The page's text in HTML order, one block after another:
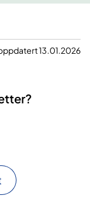
13.01.2026